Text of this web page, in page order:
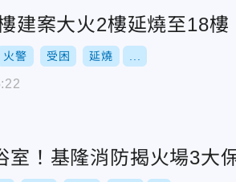
建案大火2樓延燒至18
火警 受困 延燒
室！基隆消防揭火場3大